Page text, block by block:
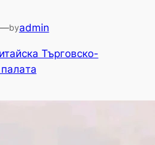
byadmin
Търговско-